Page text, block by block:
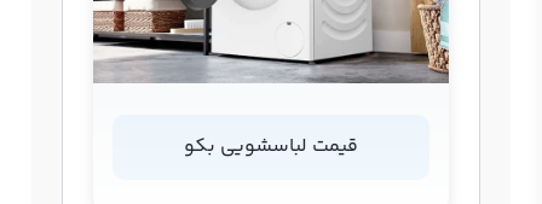
قیمت لباسشویی بکو